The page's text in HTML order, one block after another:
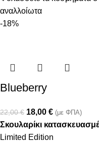
αναλλοίωτα
-18%
Blueberry
22,00€ 18,00 € (με ΦΠΑ)
Σκουλαρίκι
Limited Edition